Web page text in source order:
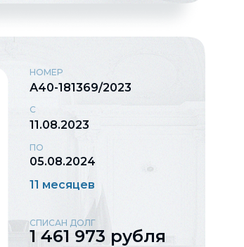
НОМЕР
А40-181369/2023
С
11.08.2023
05.08.2024
ПО
11 месяцев
1 461 973 рубля
СПИСАН ДОЛГ